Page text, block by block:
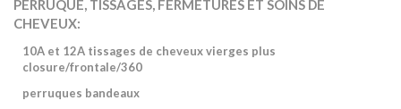
PERRUQUE, TISSAGES, FERMETURES ET SOINS DE
CHEVEUX:
10A et 12A tissages de cheveux vierges plus
closure/frontale/360
perruques bandeaux